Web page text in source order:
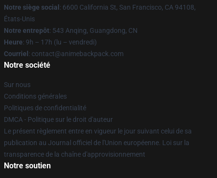
Notre siège social : 6600 California St, San Francisco, CA 94108,
États-Unis
Notre entrepôt: 543 Anqing, Guangdong, CN
Heure: 9h – 17h (lu – vendredi)
Courriel : contact@animebackpack.com
Notre société
Sur nous
Conditions générales
Politiques de confidentialité
DMCA - Politique sur le droit d'auteur
Le présent règlement entre en vigueur le jour suivant celui de sa
publication au Journal officiel de l'Union européenne. Loi sur la
transparence de la chaîne d'approvisionnement
Notre soutien